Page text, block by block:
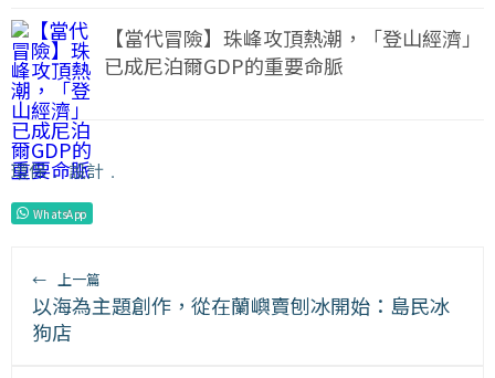
【當代冒險】珠峰攻頂熱潮，「登山經濟」
已成尼泊爾GDP的重要命脈
環保﹒設計 ﹒
WhatsApp
← 上一篇
以海為主題創作，從在蘭嶼賣刨冰開始：島民冰
狗店